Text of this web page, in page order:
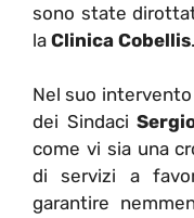
sono state
la Clinica Cobellis.
Nel suo
dei Sindaci
come vi sia una
di servizi a
garantire